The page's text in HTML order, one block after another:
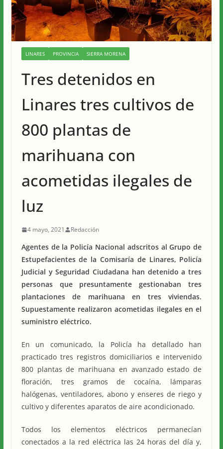
LINARES PROVINCIA SIERRA MORENA
Tres detenidos en
Linares tres cultivos de
800 plantas de
marihuana con
acometidas ilegales de
luz
4 mayo, 2021 Redacción
Agentes de la Policía Nacional adscritos al Grupo de
Estupefacientes de la Comisaría de Linares, Policía
Judicial y Seguridad Ciudadana han detenido a tres
personas que presuntamente gestionaban tres
plantaciones de marihuana en tres viviendas.
Supuestamente realizaron acometidas ilegales en el
suministro eléctrico.
En un comunicado, la Policía ha detallado han
practicado tres registros domiciliarios e intervenido
800 plantas de marihuana en avanzado estado de
floración, tres gramos de cocaína, lámparas
halógenas, ventiladores, abono y enseres de riego y
cultivo y diferentes aparatos de aire acondicionado.
Todos los elementos eléctricos permanecían
conectados a la red eléctrica las 24 horas del día y,